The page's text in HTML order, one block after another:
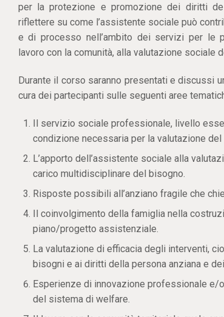
per la protezione e promozione dei diritti
riflettere su come l’assistente sociale può
e di processo nell’ambito dei servizi per le
lavoro con la comunità, alla valutazione sociale
Durante il corso saranno presentati e discussi
cura dei partecipanti sulle seguenti aree
Il servizio sociale professionale, livello
condizione necessaria per la valutazione del
L’apporto dell’assistente sociale alla
carico multidisciplinare del bisogno.
Risposte possibili all’anziano fragile che
Il coinvolgimento della famiglia nella
piano/progetto assistenziale.
La valutazione di efficacia degli interventi,
bisogni e ai diritti della persona anziana e
Esperienze di innovazione professionale e/
del sistema di welfare.